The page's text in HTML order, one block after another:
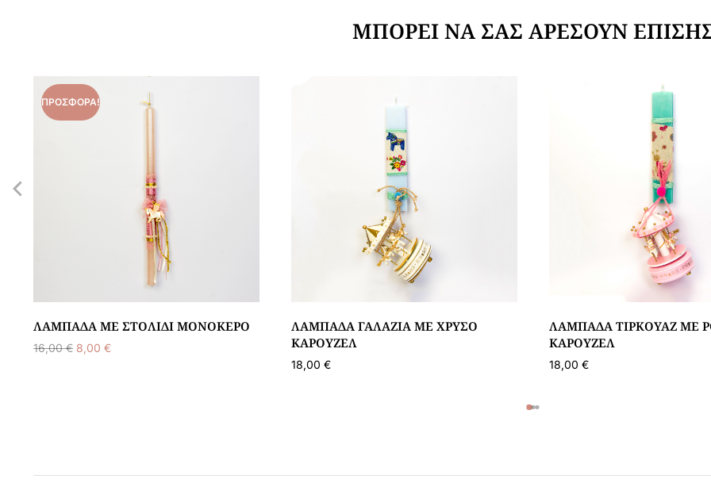
ΜΠΟΡΕΊ ΝΑ ΣΑΣ ΑΡΈΣΟΥΝ
ΠΡΟΣΦΟΡΆ!
ΛΑΜΠΆΔΑ ΜΕ ΣΤΟΛΊΔΙ ΜΟΝΌΚΕΡΟ
16,00€ 8,00 €
ΛΑΜΠΆΔΑ ΓΑΛΆΖΙΑ ΜΕ ΧΡΥΣΌ
ΚΑΡΟΥΖΈΛ
18,00 €
ΛΑΜΠΆΔΑ ΤΙΡΚΟΥΆΖ ΜΕ
ΚΑΡΟΥΖΈΛ
18,00 €